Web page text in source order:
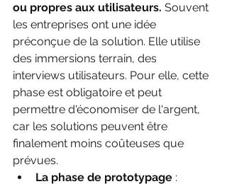
ou propres aux utilisateurs. Souvent
les entreprises ont une idée
préconçue de la solution. Elle utilise
des immersions terrain, des
interviews utilisateurs. Pour elle, cette
phase est obligatoire et peut
permettre d'économiser de l'argent,
car les solutions peuvent être
finalement moins coûteuses que
prévues.
La phase de prototypage :